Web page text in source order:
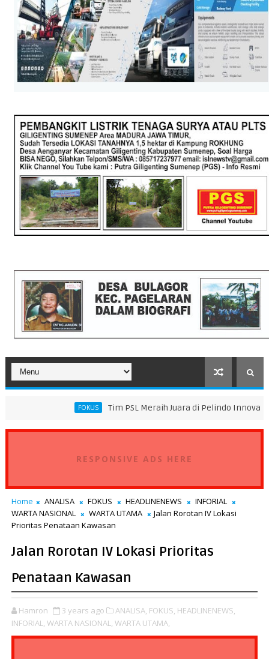
Tim PSL Meraih Juara di Pelindo Innovation Award 2026
RESPONSIVE ADS HERE
Home ANALISA FOKUS HEADLINENEWS
INFORIAL
WARTA NASIONAL
WARTA UTAMA
Jalan Rorotan IV Lokasi
Prioritas Penataan Kawasan
Jalan Rorotan IV Lokasi Prioritas
Penataan Kawasan
Hamron 3 years ago ANALISA, FOKUS, HEADLINENEWS,
INFORIAL, WARTA NASIONAL, WARTA UTAMA,